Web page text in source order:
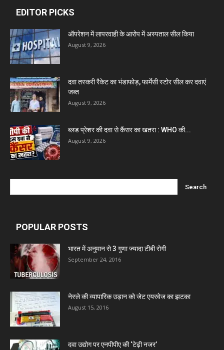
EDITOR PICKS
ऑपरेशन में लापरवाही के आरोप में अस्पताल सील किया
August 9, 2026
दवा तस्करी रैकेट का भंडाफोड़, फार्मेसी स्टोर सील कर दवाएं
जब्त
August 9, 2026
ब्लड प्रेशर की दवा से कैंसर का खतरा : WHO की...
August 9, 2026
POPULAR POSTS
भारत में अनुमान से 3 गुणा ज्यादा टीबी रोगी
September 24, 2016
नेस्ले की व्यापारिक उड़ान को जेट एयरवेज का झटका
August 15, 2016
दवा उद्योग पर एनपीपीए की ‘टेढ़ी नजर’